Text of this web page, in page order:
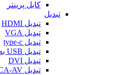
کابل پرینتر
تبدیل
تبدیل HDMI
تبدیل VGA
تبدیل type-c
تبدیل USB به LAN
تبدیل DVI
تبدیل RCA-AV